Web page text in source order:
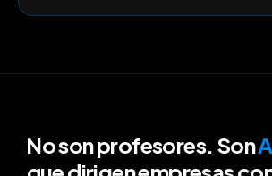
No son profesores. Son